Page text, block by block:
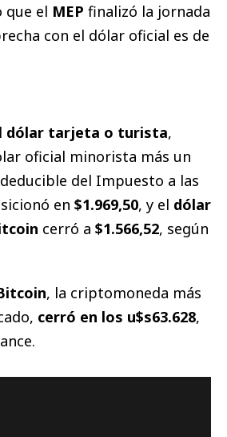
que el MEP finalizó la jornada
con el dólar oficial es de
dólar tarjeta o turista,
oficial minorista más un
del Impuesto a las
en $1.969,50, y el dólar
cerró a $1.566,52, según
, la criptomoneda más
cerró en los u$s63.628,